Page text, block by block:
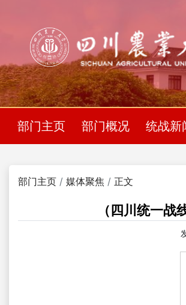
部门主页 部门概况 统战新
部门主页 媒体聚焦 正文
（四川统一